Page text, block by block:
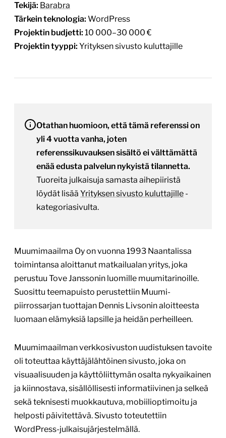
Tekijä: Barabra
Tärkein teknologia: WordPress
Projektin budjetti: 10 000–30 000 €
Projektin tyyppi: Yrityksen sivusto kuluttajille
Otathan huomioon, että tämä referenssi on
yli 4 vuotta vanha, joten
referenssikuvauksen sisältö ei välttämättä
enää edusta palvelun nykyistä tilannetta.
Tuoreita julkaisuja samasta aihepiiristä
löydät lisää Yrityksen sivusto kuluttajille -
kategoriasivulta.
Muumimaailma Oy on vuonna 1993 Naantalissa
toimintansa aloittanut matkailualan yritys, joka
perustuu Tove Janssonin luomille muumitarinoille.
Suosittu teemapuisto perustettiin Muumi-
piirrossarjan tuottajan Dennis Livsonin aloitteesta
luomaan elämyksiä lapsille ja heidän perheilleen.
Muumimaailman verkkosivuston uudistuksen tavoite
oli toteuttaa käyttäjälähtöinen sivusto, joka on
visuaalisuuden ja käyttöliittymän osalta nykyaikainen
ja kiinnostava, sisällöllisesti informatiivinen ja selkeä
sekä teknisesti muokkautuva, mobiilioptimoitu ja
helposti päivitettävä. Sivusto toteutettiin
WordPress-julkaisujärjestelmällä.